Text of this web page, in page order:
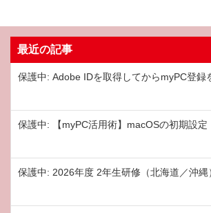
最近の記事
保護中: Adobe IDを取得してからmyPC登録
保護中: 【myPC活用術】macOSの初期設定
保護中: 2026年度 2年生研修（北海道／沖縄